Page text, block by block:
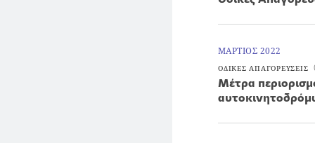
ΜΑΡΤΙΟΣ 2022
ΟΔΙΚΕΣ ΑΠΑΓΟΡΕΥΣΕΙΣ
Μέτρα